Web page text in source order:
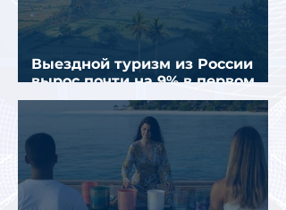
Выездной туризм из России
вырос почти на 9% в первом
полугодии 2026 года